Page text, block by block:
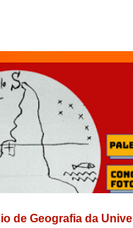
de Geografia da